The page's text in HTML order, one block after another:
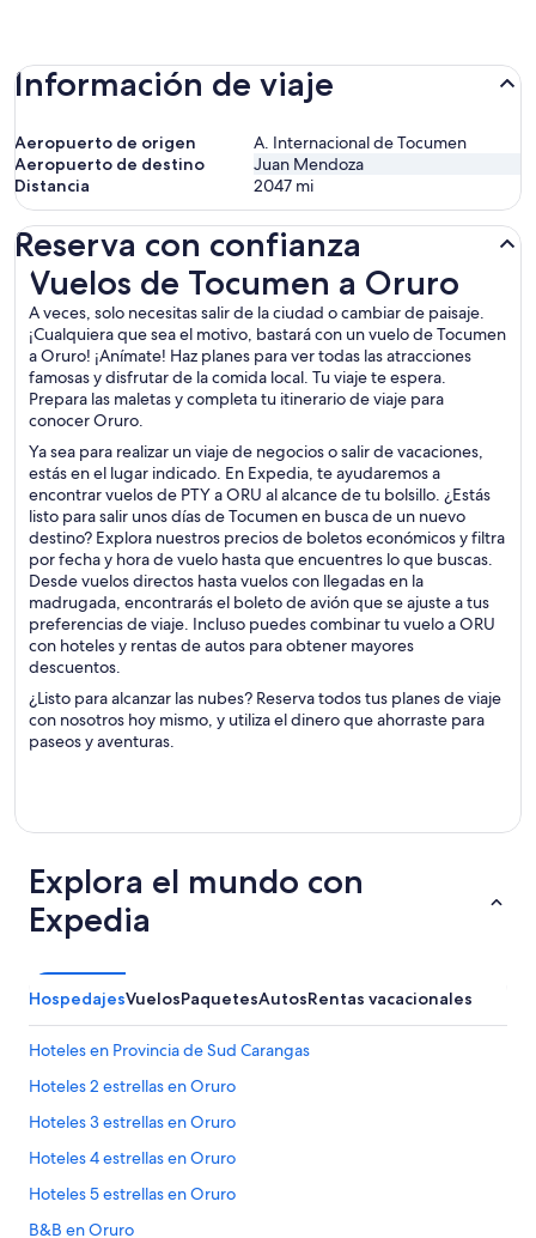
Información de viaje
Aeropuerto de origen
A. Internacional de Tocumen
Aeropuerto de destino
Juan Mendoza
Distancia
2047 mi
Reserva con confianza
Vuelos de Tocumen a Oruro
A veces, solo necesitas salir de la ciudad o cambiar de paisaje.
¡Cualquiera que sea el motivo, bastará con un vuelo de Tocumen
a Oruro! ¡Anímate! Haz planes para ver todas las atracciones
famosas y disfrutar de la comida local. Tu viaje te espera.
Prepara las maletas y completa tu itinerario de viaje para
conocer Oruro.
Ya sea para realizar un viaje de negocios o salir de vacaciones,
estás en el lugar indicado. En Expedia, te ayudaremos a
encontrar vuelos de PTY a ORU al alcance de tu bolsillo. ¿Estás
listo para salir unos días de Tocumen en busca de un nuevo
destino? Explora nuestros precios de boletos económicos y filtra
por fecha y hora de vuelo hasta que encuentres lo que buscas.
Desde vuelos directos hasta vuelos con llegadas en la
madrugada, encontrarás el boleto de avión que se ajuste a tus
preferencias de viaje. Incluso puedes combinar tu vuelo a ORU
con hoteles y rentas de autos para obtener mayores
descuentos.
¿Listo para alcanzar las nubes? Reserva todos tus planes de viaje
con nosotros hoy mismo, y utiliza el dinero que ahorraste para
paseos y aventuras.
Vuelos de Tocumen a Oruro
Explora el mundo con
Expedia
HospedajesVuelosPaquetesAutosRentas vacacionales
Hoteles en Provincia de Sud Carangas
Hoteles 2 estrellas en Oruro
Hoteles 3 estrellas en Oruro
Hoteles 4 estrellas en Oruro
Hoteles 5 estrellas en Oruro
B&B en Oruro